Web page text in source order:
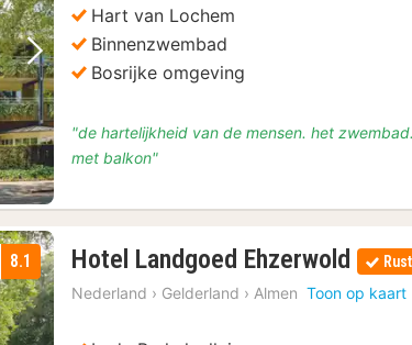
Volgende foto
Hart van Lochem
Binnenzwembad
Bosrijke omgeving
"de hartelijkheid van de mensen. het
met balkon"
8.1 Hotel Landgoed Ehzerwold 1
vanaf
Nederland › Gelderland › Almen Toon op kaart